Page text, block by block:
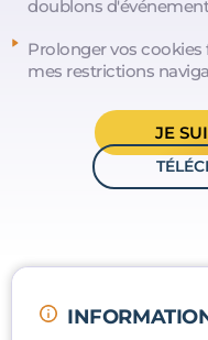
doublons
Prolonger vos cookies
mes restrictions
JE